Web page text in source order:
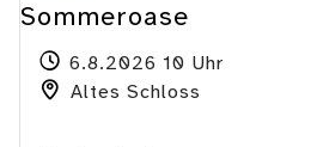
Sommeroase
6.8.2026 10 Uhr
Altes Schloss